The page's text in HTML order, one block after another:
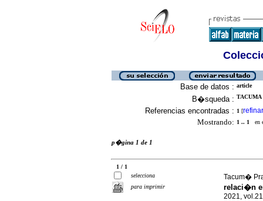
Base de datos : article
B�squeda :
Referencias encontradas : 1 [refinar
Mostrando: 1 .. 1 en
p�gina 1 de 1
1 / 1
selecciona
para imprimir
Tacum�
relaci�n
2021,